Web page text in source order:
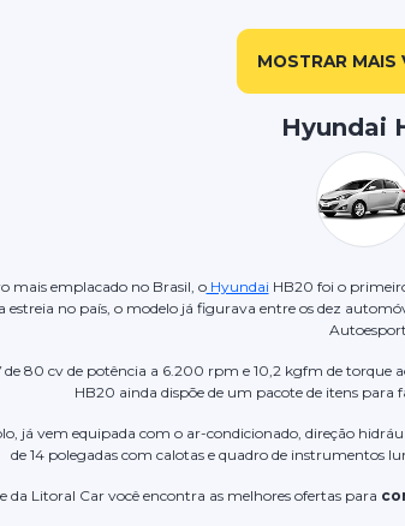
MOSTRAR MAIS
Hyundai
mais emplacado no Brasil, oHyundai HB20 foi o
estreia no país, o modelo já figurava entre os dez
de 80 cv de potência a 6.200 rpm e 10,2 kgfm de torque
HB20 ainda dispõe de um pacote de itens para
já vem equipada com o ar-condicionado, direção
de 14 polegadas com calotas e quadro de instrumentos
da Litoral Car você encontra as melhores ofertas para